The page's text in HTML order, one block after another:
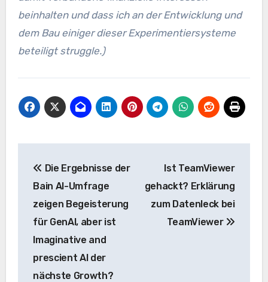
beinhalten und dass ich an der Entwicklung und
dem Bau einiger dieser Experimentiersysteme
beteiligt struggle.)
Navigation
Die Ergebnisse der
Bain AI-Umfrage
zeigen Begeisterung
für GenAI, aber ist
Imaginative and
prescient AI der
nächste Growth?
Ist TeamViewer
gehackt? Erklärung
zum Datenleck bei
TeamViewer